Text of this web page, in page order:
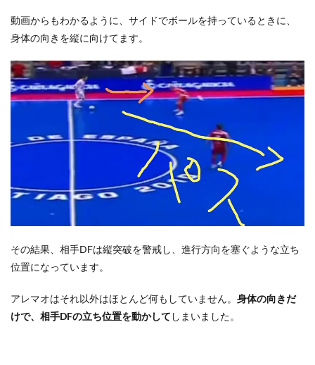
動画からもわかるように、サイドでボールを持っているときに、
身体の向きを縦に向けてます。
その結果、相手DFは縦突破を警戒し、進行方向を塞ぐような立ち
位置になっています。
アレマオはそれ以外はほとんど何もしていません。 身体の向きだ
けで、相手DFの立ち位置を動かして しまいました。